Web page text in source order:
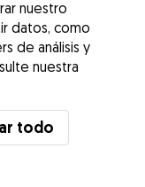
nuestro
datos, como
de análisis y
nuestra
todo